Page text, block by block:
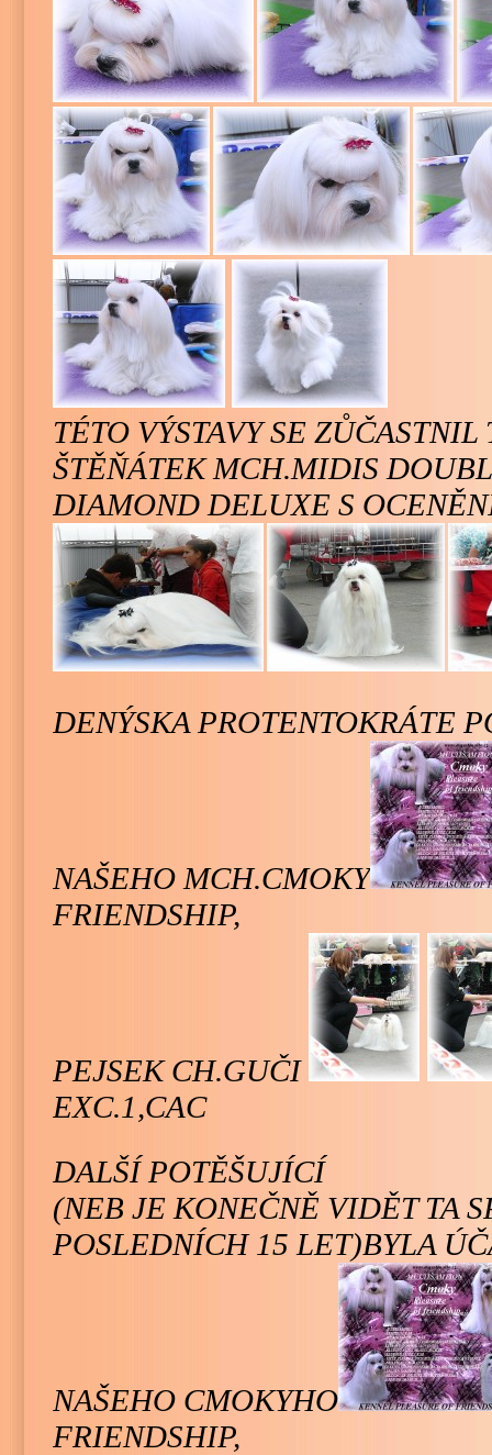
TÉTO VÝSTAVY SE
ŠTĚŇÁTEK MCH.MIDIS
DIAMOND DELUXE S
DENÝSKA PROTENTOKRÁTE
NAŠEHO MCH.CMOKY
FRIENDSHIP,
PEJSEK CH.GUČI
EXC.1,CAC
DALŠÍ POTĚŠUJÍCÍ
(NEB JE KONEČNĚ VIDĚT TA
POSLEDNÍCH 15 LET)BYLA
NAŠEHO CMOKYHO
FRIENDSHIP,